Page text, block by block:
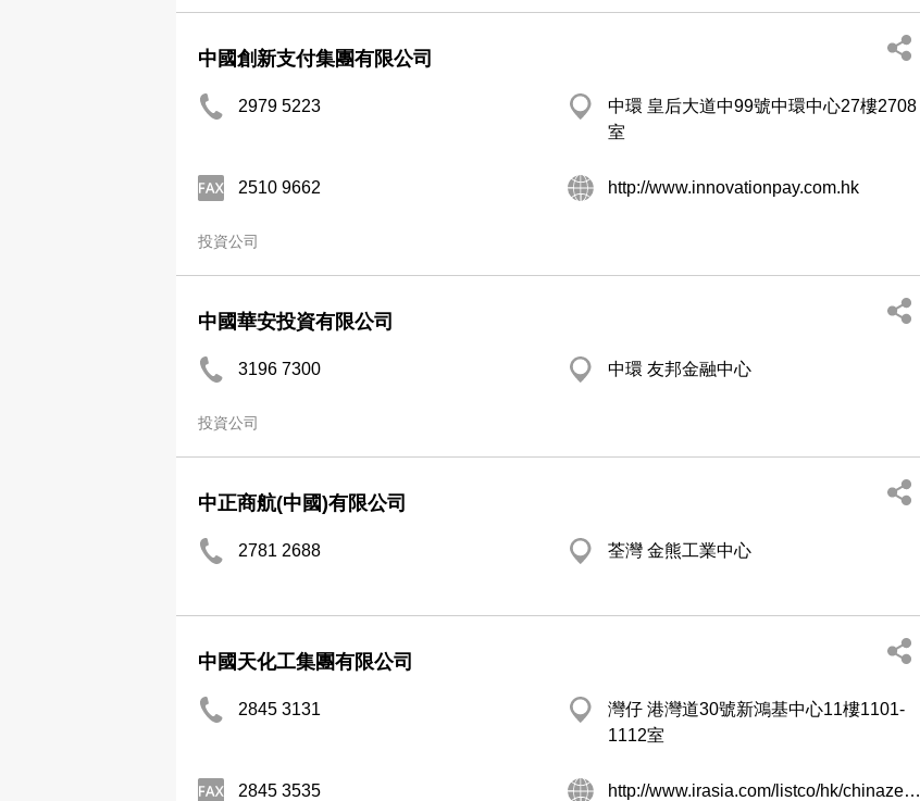
中國創新支付集團有限公司
2979 5223
中環 皇后大道中99號中環中心27樓2708
室
2510 9662 http://www.innovationpay.com.hk
投資公司
中國華安投資有限公司
3196 7300 中環 友邦金融中心
投資公司
中正商航(中國)有限公司
2781 2688 荃灣 金熊工業中心
中國天化工集團有限公司
2845 3131
灣仔 港灣道30號新鴻基中心11樓1101-
1112室
2845 3535 http://www.irasia.com/listco/hk/chinazenith